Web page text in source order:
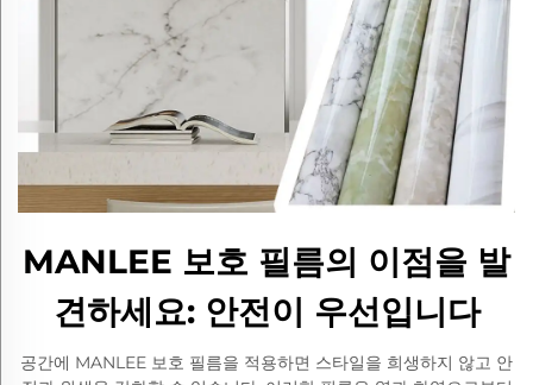
MANLEE 보호 필름의 이점을 발
견하세요: 안전이 우선입니다
공간에 MANLEE 보호 필름을 적용하면 스타일을 희생하지 않고 안